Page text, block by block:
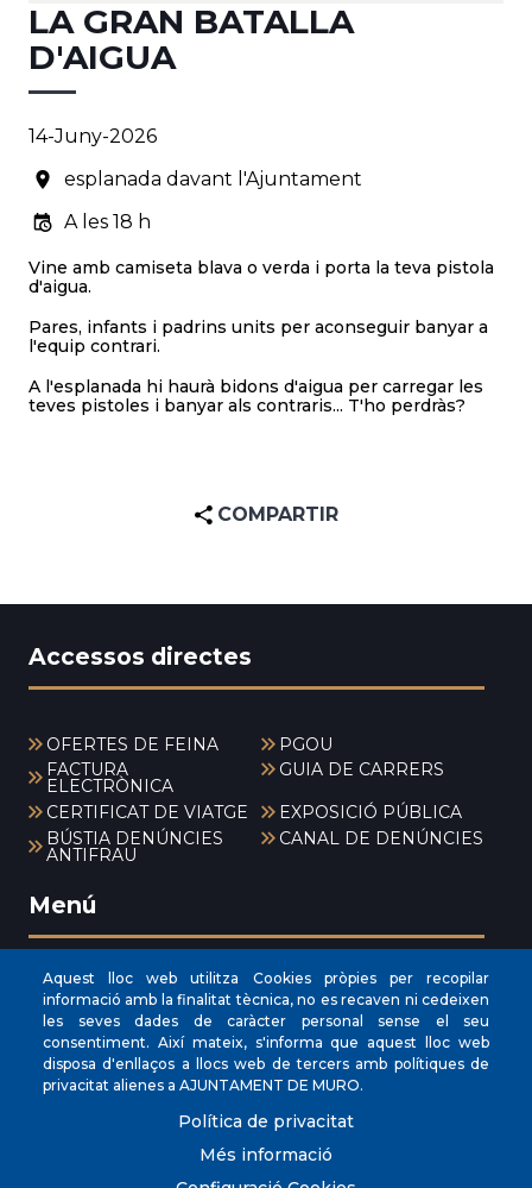
LA GRAN BATALLA
D'AIGUA
14-Juny-2026
esplanada davant l'Ajuntament
A les 18 h
Vine amb camiseta blava o verda i porta la teva pistola
d'aigua.
Pares, infants i padrins units per aconseguir banyar a
l'equip contrari.
A l'esplanada hi haurà bidons d'aigua per carregar les
teves pistoles i banyar als contraris... T'ho perdràs?
COMPARTIR
Accessos directes
OFERTES DE FEINA
PGOU
FACTURA
ELECTRÒNICA
GUIA DE CARRERS
CERTIFICAT DE VIATGE
EXPOSICIÓ PÚBLICA
BÚSTIA DENÚNCIES
ANTIFRAU
CANAL DE DENÚNCIES
Menú
INICI
AJUNTAMENT
EL NOSTRE MUNICIPI
Aquest lloc web utilitza Cookies pròpies per recopilar
informació amb la finalitat tècnica, no es recaven ni cedeixen
les seves dades de caràcter personal sense el seu
consentiment. Així mateix, s'informa que aquest lloc web
disposa d'enllaços a llocs web de tercers amb polítiques de
privacitat alienes a AJUNTAMENT DE MURO.
Política de privacitat
Més informació